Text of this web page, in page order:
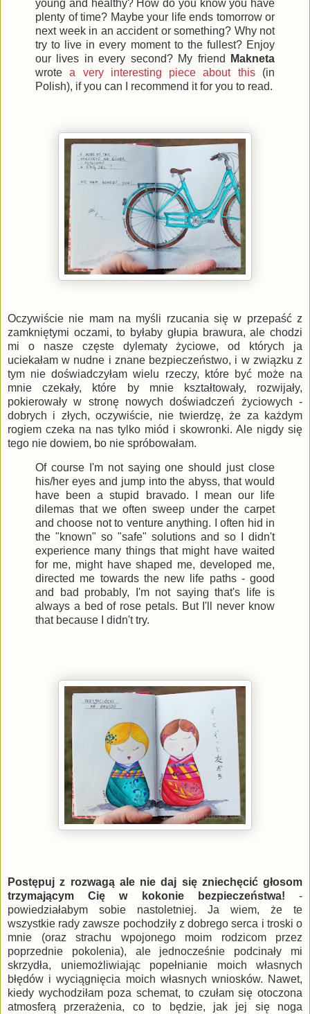
young and healthy? How do you know you have
plenty of time? Maybe your life ends tomorrow or
next week in an accident or something? Why not
try to live in every moment to the fullest? Enjoy
our lives in every second? My friend
Makneta
wrotea very interesting piece about this(in
Polish), if you can I recommend it for you to read.
Oczywiście nie mam na myśli rzucania się w przepaść z
zamkniętymi oczami, to byłaby głupia brawura, ale chodzi
mi o nasze częste dylematy życiowe, od których ja
uciekałam w nudne i znane bezpieczeństwo, i w związku z
tym nie doświadczyłam wielu rzeczy, które być może na
mnie czekały, które by mnie kształtowały, rozwijały,
pokierowały w stronę nowych doświadczeń życiowych -
dobrych i złych, oczywiście, nie twierdzę, że za każdym
rogiem czeka na nas tylko miód i skowronki. Ale nigdy się
tego nie dowiem, bo nie spróbowałam.
Of course I'm not saying one should just close
his/her eyes and jump into the abyss, that would
have been a stupid bravado. I mean our life
dilemas that we often sweep under the carpet
and choose not to venture anything. I often hid in
the "known" so "safe" solutions and so I didn't
experience many things that might have waited
for me, might have shaped me, developed me,
directed me towards the new life paths - good
and bad probably, I'm not saying that's life is
always a bed of rose petals. But I'll never know
that because I didn't try.
Postępuj z rozwagą ale nie daj się zniechęcić głosom
trzymającym Cię w kokonie bezpieczeństwa! -
powiedziałabym sobie nastoletniej. Ja wiem, że te
wszystkie rady zawsze pochodziły z dobrego serca i troski o
mnie (oraz strachu wpojonego moim rodzicom przez
poprzednie pokolenia), ale jednocześnie podcinały mi
skrzydła, uniemożliwiając popełnianie moich własnych
błędów i wyciągnięcia moich własnych wniosków. Nawet,
kiedy wychodziłam poza schemat, to czułam się otoczona
atmosferą przerażenia, co to będzie, jak jej się noga